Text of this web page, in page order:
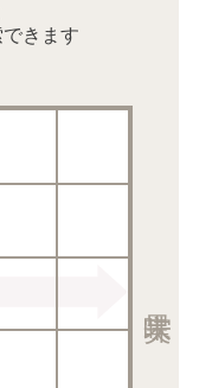
きます